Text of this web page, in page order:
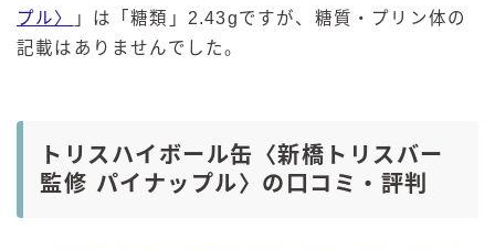
プル〉
」は「糖類」2.43gですが、糖質・プリン体の
記載はありませんでした。
トリスハイボール缶〈新橋トリスバー
監修 パイナップル〉の口コミ・評判